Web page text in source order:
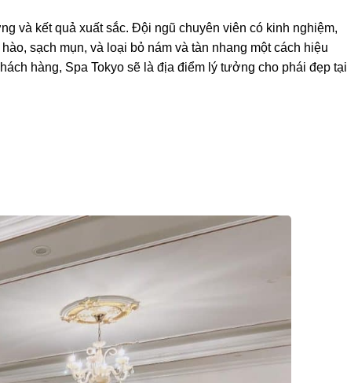
và kết quả xuất sắc. Đội ngũ chuyên viên có kinh nghiệm,
sạch mụn, và loại bỏ nám và tàn nhang một cách hiệu
hàng, Spa Tokyo sẽ là địa điểm lý tưởng cho phái đẹp tại